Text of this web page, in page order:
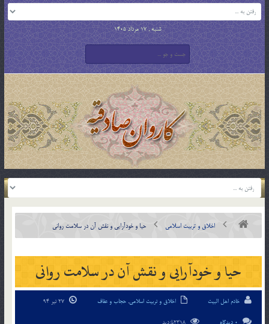
شنبه , 17 مرداد 1405
اخلاق و تربیت اسلامی حیا و خودآرایی و نقش آن در سلامت روانی
حیا و خودآرایی و نقش آن در سلامت روانی
خادم اهل البیت اخلاق و تربیت اسلامی, حجاب و عفاف